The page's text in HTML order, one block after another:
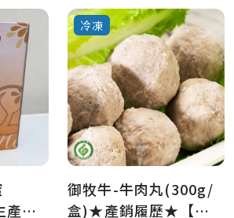
追
冷凍
御牧牛-牛肉丸(300g/
盒)★產銷履歷★【御